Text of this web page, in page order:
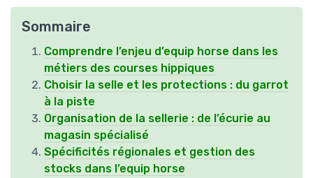
Sommaire
Comprendre l’enjeu d’equip horse dans les
métiers des courses hippiques
Choisir la selle et les protections : du garrot
à la piste
Organisation de la sellerie : de l’écurie au
magasin spécialisé
Spécificités régionales et gestion des
stocks dans l’equip horse